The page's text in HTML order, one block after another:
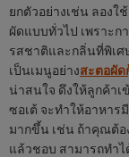
ยกตัวอย่างเช่น ลอง
ผัดแบบทั่วไป เพราะ
รสชาติและกลิ่นที่พิเศ
เป็นเมนูอย่างสะตอผัด
น่าสนใจ ดึงให้ลูกค้า
ซอเต้ จะทำให้อาหา
มากขึ้น เช่น ถ้าคุณต้อ
แล้วชอบ สามารถทำ